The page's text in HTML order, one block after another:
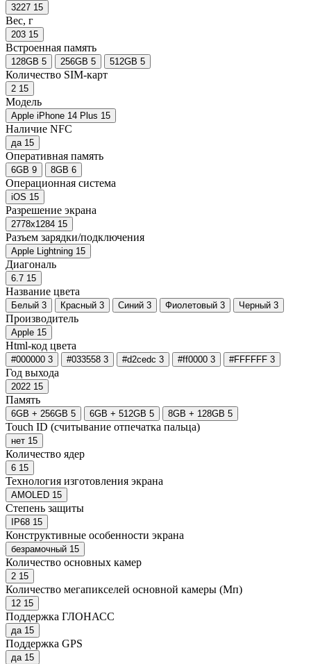
3227 15
Вес, г
203 15
Встроенная память
128GB 5 256GB 5 512GB 5
Количество SIM-карт
2 15
Модель
Apple iPhone 14 Plus 15
Наличие NFC
да 15
Оперативная память
6GB 9 8GB 6
Операционная система
iOS 15
Разрешение экрана
2778x1284 15
Разъем зарядки/подключения
Apple Lightning 15
Диагональ
6.7 15
Название цвета
Белый 3 Красный 3 Синий 3 Фиолетовый 3 Черный 3
Производитель
Apple 15
Html-код цвета
#000000 3 #033558 3 #d2cedc 3 #ff0000 3 #FFFFFF 3
Год выхода
2022 15
Память
6GB + 256GB 5 6GB + 512GB 5 8GB + 128GB 5
Touch ID (считывание отпечатка пальца)
нет 15
Количество ядер
6 15
Технология изготовления экрана
AMOLED 15
Степень защиты
IP68 15
Конструктивные особенности экрана
безрамочный 15
Количество основных камер
2 15
Количество мегапикселей основной камеры (Мп)
12 15
Поддержка ГЛОНАСС
да 15
Поддержка GPS
да 15